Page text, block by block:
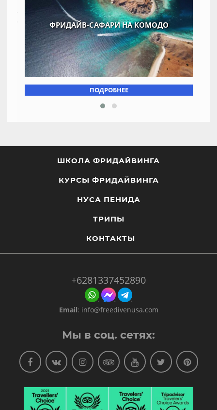
ФРИДАЙВ-САФАРИ НА КОМОДО
ПОДРОБНЕЕ
ШКОЛА ФРИДАЙВИНГА
КУРСЫ ФРИДАЙВИНГА
НУСА ПЕНИДА
ТРИПЫ
КОНТАКТЫ
+6281337452890
Email: info@freedivenusa.com
Мы в соц. сетях: